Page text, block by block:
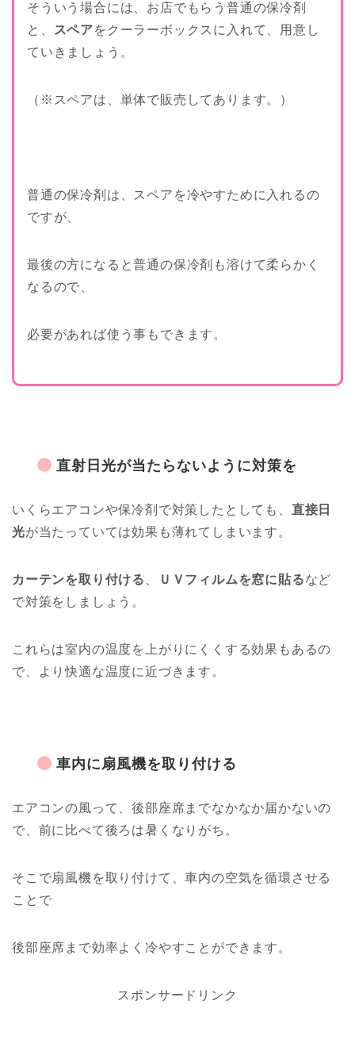
そういう場合には、お店でもらう普通の保冷剤
と、 スペアをクーラーボックスに入れて、用意し
ていきましょう。
（※スペアは、単体で販売してあります。）
普通の保冷剤は、スペアを冷やすために入れるの
ですが、
最後の方になると普通の保冷剤も溶けて柔らかく
なるので、
必要があれば使う事もできます。
直射日光が当たらないように対策を
いくらエアコンや保冷剤で対策したとしても、 直接日
光が当たっていては効果も薄れてしまいます。
カーテンを取り付ける ＵＶフィルムを窓に貼るなど
で対策をしましょう。
これらは室内の温度を上がりにくくする効果もあるの
で、より快適な温度に近づきます。
車内に扇風機を取り付ける
エアコンの風って、後部座席までなかなか届かないの
で、前に比べて後ろは暑くなりがち。
そこで扇風機を取り付けて、車内の空気を循環させる
ことで
後部座席まで効率よく冷やすことができます。
スポンサードリンク